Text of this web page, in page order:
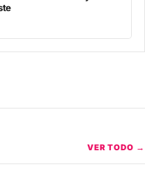
VER TODO →